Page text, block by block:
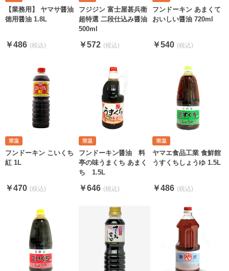
【業務用】 ヤマサ醤油
徳用醤油 1.8L
￥486
フジジン 富士屋甚兵衛
超特選 二段仕込み醤油
500ml
￥572
フンドーキン あまくて
おいしい醤油 720ml
￥540
フンドーキン こいくち
紅 1L
￥470
フンドーキン醤油 料
亭の味うまくち あまく
ち 1.5L
￥646
ヤマエ食品工業 食鮮館
うすくちしょうゆ 1.5L
￥486